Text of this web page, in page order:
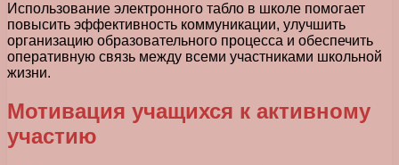
Использование электронного табло в школе помогает
повысить эффективность коммуникации, улучшить
организацию образовательного процесса и обеспечить
оперативную связь между всеми участниками школьной
жизни.
Мотивация учащихся к активному
участию